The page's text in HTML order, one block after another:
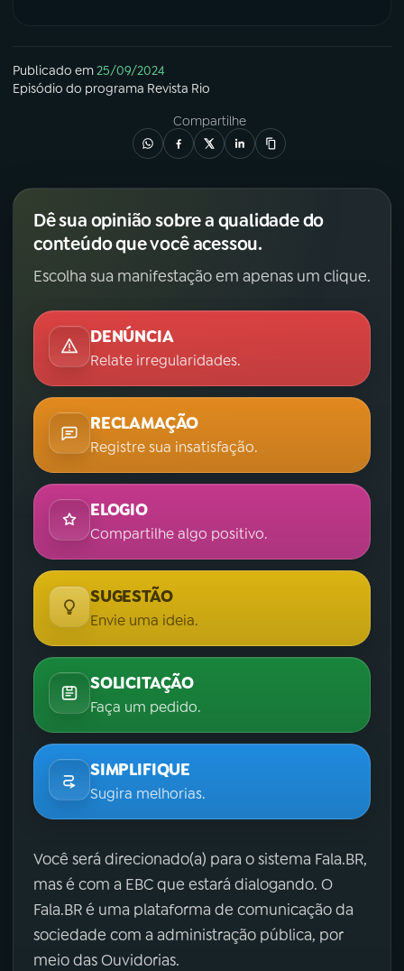
Publicado em25/09/2024
Episódio do programa Revista Rio
Compartilhe
Dê sua opinião sobre a qualidade do
conteúdo que você acessou.
Escolha sua manifestação em apenas um clique.
DENÚNCIA
Relate irregularidades.
RECLAMAÇÃO
Registre sua insatisfação.
ELOGIO
Compartilhe algo positivo.
SUGESTÃO
Envie uma ideia.
SOLICITAÇÃO
Faça um pedido.
SIMPLIFIQUE
Sugira melhorias.
Você será direcionado(a) para o sistema Fala.BR,
mas é com a EBC que estará dialogando. O
Fala.BR é uma plataforma de comunicação da
sociedade com a administração pública, por
meio das Ouvidorias.